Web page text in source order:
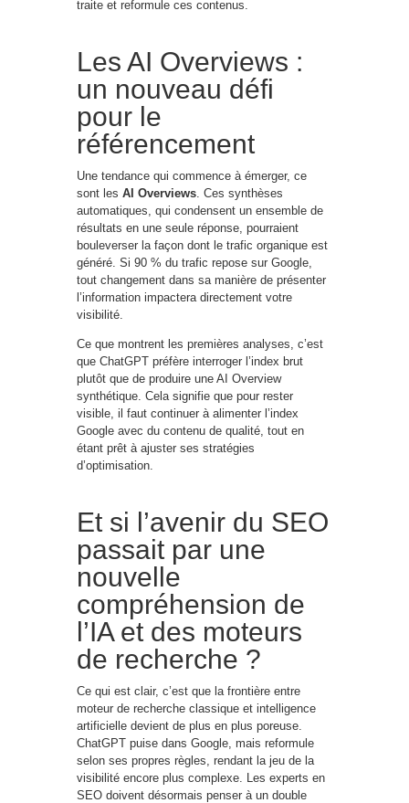
traite et reformule ces contenus.
Les AI Overviews :
un nouveau défi
pour le
référencement
Une tendance qui commence à émerger, ce
sont les AI Overviews . Ces synthèses
automatiques, qui condensent un ensemble de
résultats en une seule réponse, pourraient
bouleverser la façon dont le trafic organique est
généré. Si 90 % du trafic repose sur Google,
tout changement dans sa manière de présenter
l’information impactera directement votre
visibilité.
Ce que montrent les premières analyses, c’est
que ChatGPT préfère interroger l’index brut
plutôt que de produire une AI Overview
synthétique. Cela signifie que pour rester
visible, il faut continuer à alimenter l’index
Google avec du contenu de qualité, tout en
étant prêt à ajuster ses stratégies
d’optimisation.
Et si l’avenir du SEO
passait par une
nouvelle
compréhension de
l’IA et des moteurs
de recherche ?
Ce qui est clair, c’est que la frontière entre
moteur de recherche classique et intelligence
artificielle devient de plus en plus poreuse.
ChatGPT puise dans Google, mais reformule
selon ses propres règles, rendant la jeu de la
visibilité encore plus complexe. Les experts en
SEO doivent désormais penser à un double